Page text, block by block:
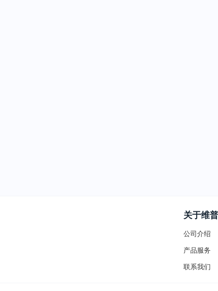
关于维普
公司介绍
产品服务
联系我们